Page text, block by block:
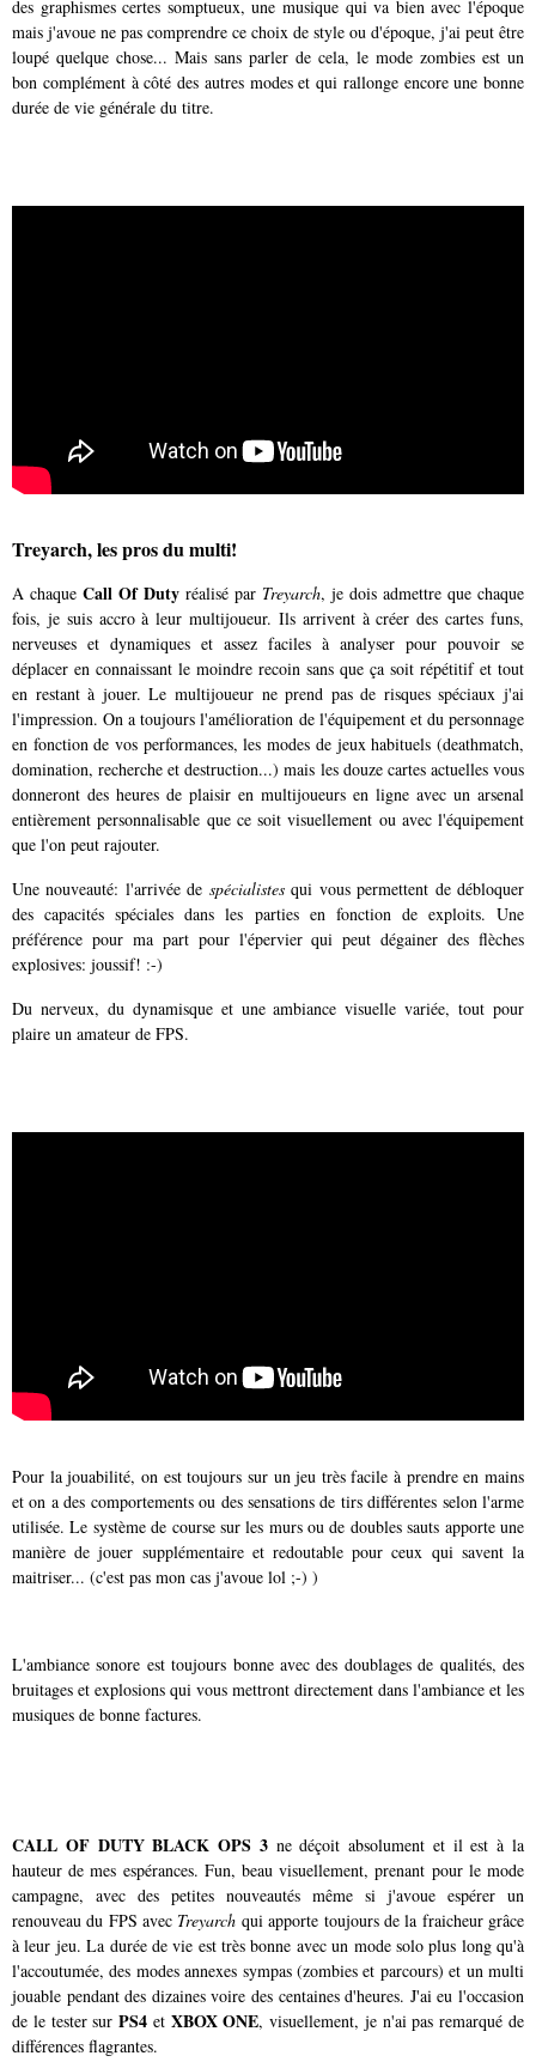
des graphismes certes somptueux, une musique qui va bien avec l'époque
mais j'avoue ne pas comprendre ce choix de style ou d'époque, j'ai peut être
loupé quelque chose... Mais sans parler de cela, le mode zombies est un
bon complément à côté des autres modes et qui rallonge encore une bonne
durée de vie générale du titre.
Treyarch, les pros du multi!
A chaque Call Of Duty réalisé par Treyarch, je dois admettre que chaque
fois, je suis accro à leur multijoueur. Ils arrivent à créer des cartes funs,
nerveuses et dynamiques et assez faciles à analyser pour pouvoir se
déplacer en connaissant le moindre recoin sans que ça soit répétitif et tout
en restant à jouer. Le multijoueur ne prend pas de risques spéciaux j'ai
l'impression. On a toujours l'amélioration de l'équipement et du personnage
en fonction de vos performances, les modes de jeux habituels (deathmatch,
domination, recherche et destruction...) mais les douze cartes actuelles vous
donneront des heures de plaisir en multijoueurs en ligne avec un arsenal
entièrement personnalisable que ce soit visuellement ou avec l'équipement
que l'on peut rajouter.
Une nouveauté: l'arrivée de spécialistesqui vous permettent de débloquer
des capacités spéciales dans les parties en fonction de exploits. Une
préférence pour ma part pour l'épervier qui peut dégainer des flèches
explosives: joussif! :-)
Du nerveux, du dynamisque et une ambiance visuelle variée, tout pour
plaire un amateur de FPS.
Pour la jouabilité, on est toujours sur un jeu très facile à prendre en mains
et on a des comportements ou des sensations de tirs différentes selon l'arme
utilisée. Le système de course sur les murs ou de doubles sauts apporte une
manière de jouer supplémentaire et redoutable pour ceux qui savent la
maitriser... (c'est pas mon cas j'avoue lol ;-) )
L'ambiance sonore est toujours bonne avec des doublages de qualités, des
bruitages et explosions qui vous mettront directement dans l'ambiance et les
musiques de bonne factures.
CALL OF DUTY BLACK OPS 3 ne déçoit absolument et il est à la
hauteur de mes espérances. Fun, beau visuellement, prenant pour le mode
campagne, avec des petites nouveautés même si j'avoue espérer un
renouveau du FPS avec Treyarch qui apporte toujours de la fraicheur grâce
à leur jeu.La durée de vie est très bonne avec un mode solo plus long qu'à
l'accoutumée, des modes annexes sympas (zombies et parcours) et un multi
jouable pendant des dizaines voire des centaines d'heures. J'ai eu l'occasion
de le tester surPS4 et XBOX ONE, visuellement, je n'ai pas remarqué de
différences flagrantes.